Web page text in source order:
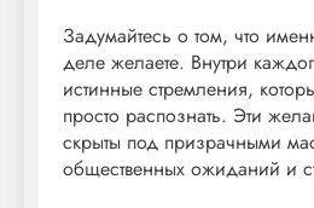
Задумайтесь о том, что
деле желаете. Внутри
истинные стремления,
просто распознать. Эти
скрыты под призрачными
общественных ожиданий и